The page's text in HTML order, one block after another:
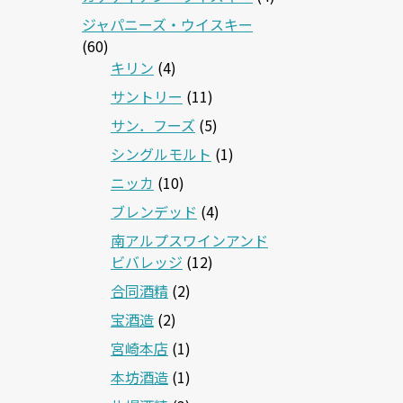
ジャパニーズ・ウイスキー
(60)
キリン (4)
サントリー (11)
サン．フーズ (5)
シングルモルト (1)
ニッカ (10)
ブレンデッド (4)
南アルプスワインアンド
ビバレッジ (12)
合同酒精 (2)
宝酒造 (2)
宮崎本店 (1)
本坊酒造 (1)